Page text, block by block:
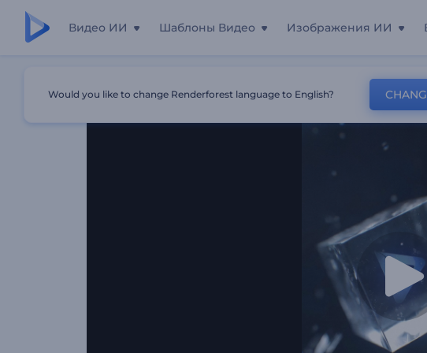
Видео ИИ Шаблоны Видео Изображения ИИ
Would you like to change Renderforest language to English?